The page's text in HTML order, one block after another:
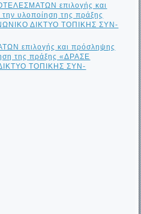
επιλογής και
υλοποίηση της πράξης
ΔΙΚΤΥΟ ΤΟΠΙΚΗΣ ΣΥΝ-
επιλογής και πρόσληψης
της πράξης «ΔΡΑΣΕ
ΤΟΠΙΚΗΣ ΣΥΝ-